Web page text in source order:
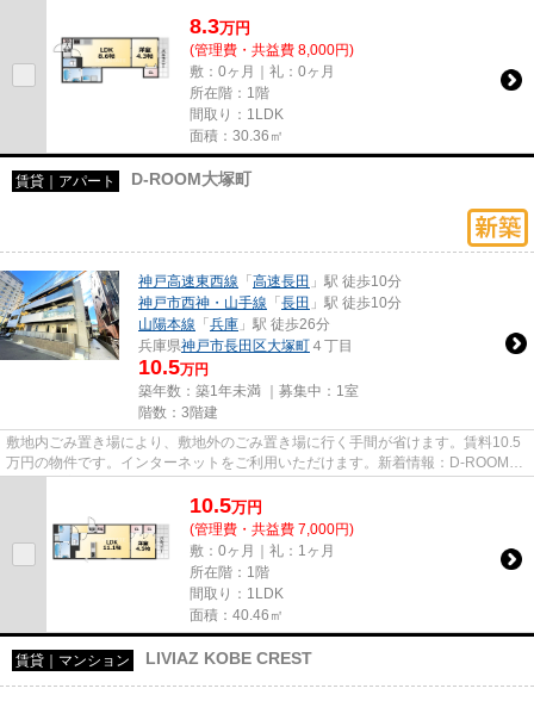
8.3万円
(管理費・共益費 8,000円)
敷：0ヶ月｜礼：0ヶ月
所在階：1階
間取り：1LDK
面積：30.36㎡
賃貸｜アパート D-ROOM大塚町
神戸高速東西線 「 高速長田 」駅 徒歩10分
神戸市西神・山手線 「 長田 」駅 徒歩10分
山陽本線 「 兵庫 」駅 徒歩26分
兵庫県神戸市長田区大塚町 ４丁目
10.5万円
築年数：築1年未満 ｜募集中： 1室
階数：3階建
敷地内ごみ置き場により、敷地外のごみ置き場に行く手間が省けます。賃料10.5
万円の物件です。インターネットをご利用いただけます。新着情報：D-ROOM大
10.5万円
(管理費・共益費 7,000円)
敷：0ヶ月｜礼：1ヶ月
所在階：1階
間取り：1LDK
面積：40.46㎡
賃貸｜マンション LIVIAZ KOBE CREST